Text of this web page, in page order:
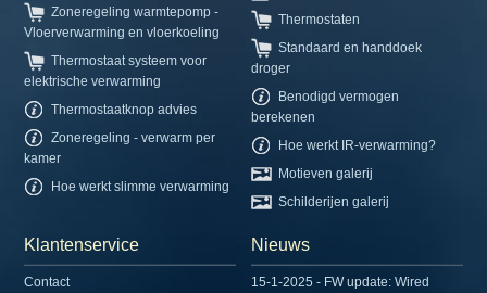
Zoneregeling warmtepomp -
Vloerverwarming en vloerkoeling
Thermostaat systeem voor
elektrische verwarming
Thermostaatknop advies
Zoneregeling - verwarm per
kamer
Hoe werkt slimme verwarming
Thermostaten
Standaard en handdoek
droger
Benodigd vermogen
berekenen
Hoe werkt IR-verwarming?
Motieven galerij
Schilderijen galerij
Klantenservice
Contact
Nieuws
15-1-2025 - FW update: Wired